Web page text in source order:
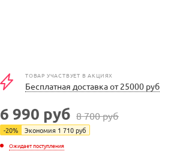
ТОВАР УЧАСТВУЕТ В АКЦИЯХ
Бесплатная доставка от 25000 руб
6 990 руб 8 700руб
-20% Экономия 1 710руб
Ожидает поступления